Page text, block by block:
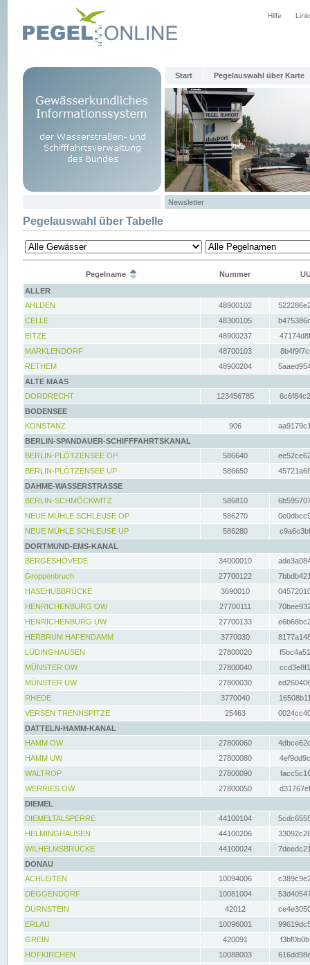
Hilfe
Start Pegelauswahl über Karte
Newsletter
Pegelauswahl über Tabelle
Pegelname Nummer
ALLER
AHLDEN
48900102
CELLE
48300105
EITZE
48900237
MARKLENDORF
48700103
RETHEM
48900204
ALTE MAAS
DORDRECHT
123456785
BODENSEE
KONSTANZ
906
BERLIN-SPANDAUER-SCHIFFFAHRTSKANAL
BERLIN-PLÖTZENSEE OP
586640
BERLIN-PLÖTZENSEE UP
586650
DAHME-WASSERSTRASSE
BERLIN-SCHMÖCKWITZ
586810
NEUE MÜHLE SCHLEUSE OP
586270
NEUE MÜHLE SCHLEUSE UP
586280
DORTMUND-EMS-KANAL
BERGESHÖVEDE
34000010
Groppenbruch
27700122
HASEHUBBRÜCKE
3690010
HENRICHENBURG OW
27700111
HENRICHENBURG UW
27700133
HERBRUM HAFENDAMM
3770030
LÜDINGHAUSEN
27800020
MÜNSTER OW
27800040
MÜNSTER UW
27800030
RHEDE
3770040
VERSEN TRENNSPITZE
25463
DATTELN-HAMM-KANAL
HAMM OW
27800060
HAMM UW
27800080
WALTROP
27800090
WERRIES OW
27800050
DIEMEL
DIEMELTALSPERRE
44100104
HELMINGHAUSEN
44100206
WILHELMSBRÜCKE
44100024
DONAU
ACHLEITEN
10094006
DEGGENDORF
10081004
DÜRNSTEIN
42012
ERLAU
10096001
GREIN
420091
HOFKIRCHEN
10088003